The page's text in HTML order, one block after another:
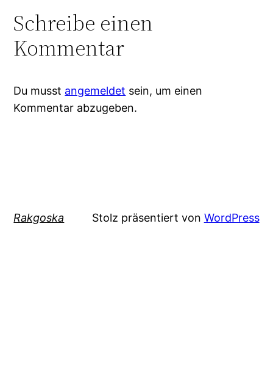
Schreibe einen
Kommentar
Du musst angemeldet sein, um einen
Kommentar abzugeben.
Rakgoska Stolz präsentiert von WordPress